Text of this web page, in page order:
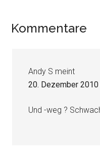
Leser-
Kommentare
Andy S meint
20. Dezember 2010
Und -weg ?